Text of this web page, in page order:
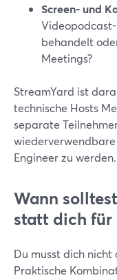
Screen- und
behandelt
Meetings?
StreamYard ist
technische Hosts
separate
Engineer zu werden.
Wann
statt dich für
Du musst dich
Praktische